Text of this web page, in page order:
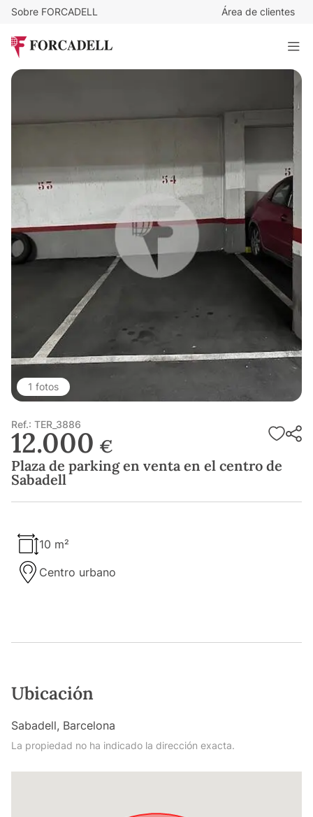
Sobre FORCADELL Área de clientes
12.000
10 m²
1 fotos
Ref.: TER_3886
12.000 €
Plaza de parking en venta en el centro de
Sabadell
10 m²
Centro urbano
Ubicación
Sabadell, Barcelona
La propiedad no ha indicado la dirección exacta.